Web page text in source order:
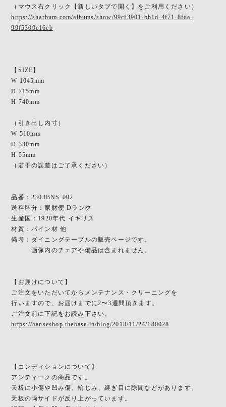
（マウス右クリック【新しいタブで開く】をご利用ください）
https://sharbum.com/albums/show/99cf3901-bb1d-4f71-8fda-
99f5309e16eb
【SIZE】
W 1045mm
D 715mm
H 740mm
（引き出し内寸）
W 510mm
D 330mm
H 55mm
（若干の誤差はご了承ください）
品番：2303BNS-002
送料区分：家財便 Dランク
生産国：1920年代 イギリス
材質：パイン材 他
備考：ダイニングテーブルの販売ページです。
画像内のチェアや備品は含まれません。
【お届けについて】
ご注文をいただいてからメンテナンス・クリーニングを
行いますので、お届けまでに2〜3週間頂きます。
ご注文前に下記をお読み下さい。
https://banseshop.thebase.in/blog/2018/11/24/180028
【コンディションについて】
アンティークの商品です。
天板に小傷や凹み傷、輪じみ、継ぎ目に隙間などがあります。
天板の両サイドが反り上がっています。